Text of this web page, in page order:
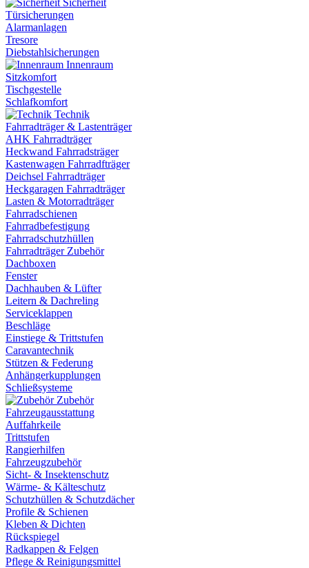
Sicherheit
Türsicherungen
Alarmanlagen
Tresore
Diebstahlsicherungen
Innenraum
Sitzkomfort
Tischgestelle
Schlafkomfort
Technik
Fahrradträger & Lastenträger
AHK Fahrradträger
Heckwand Fahrradsträger
Kastenwagen Fahrradfträger
Deichsel Fahrradträger
Heckgaragen Fahrradträger
Lasten & Motorradträger
Fahrradschienen
Fahrradbefestigung
Fahrradschutzhüllen
Fahrradträger Zubehör
Dachboxen
Fenster
Dachhauben & Lüfter
Leitern & Dachreling
Serviceklappen
Beschläge
Einstiege & Trittstufen
Caravantechnik
Stützen & Federung
Anhängerkupplungen
Schließsysteme
Zubehör
Fahrzeugausstattung
Auffahrkeile
Trittstufen
Rangierhilfen
Fahrzeugzubehör
Sicht- & Insektenschutz
Wärme- & Kälteschutz
Schutzhüllen & Schutzdächer
Profile & Schienen
Kleben & Dichten
Rückspiegel
Radkappen & Felgen
Pflege & Reinigungsmittel